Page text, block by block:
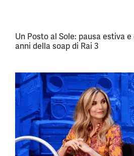
Un Posto al Sole: pausa estiva
anni della soap di Rai 3